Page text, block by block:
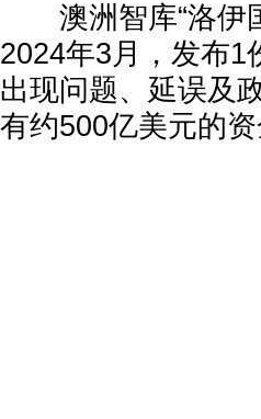
澳洲智库“洛伊
2024年3月，发布1
出现问题、延误及
有约500亿美元的